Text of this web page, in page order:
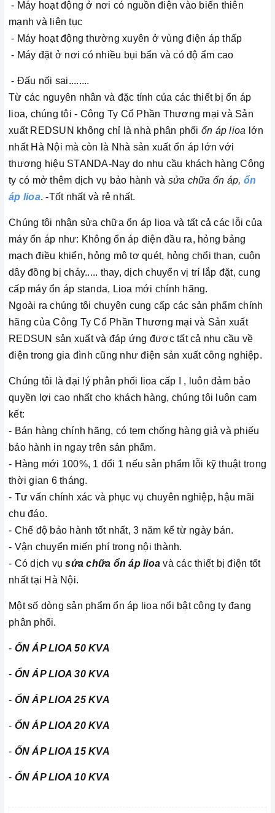
- Máy hoạt động ở nơi có nguồn điện vào biến thiên
mạnh và liên tục
- Máy hoạt động thường xuyên ở vùng điện áp thấp
- Máy đặt ở nơi có nhiều bụi bẩn và có độ ẩm cao
- Đấu nối sai........
Từ các nguyên nhân và đặc tính của các thiết bị ổn áp
lioa, chúng tôi - Công Ty Cổ Phần Thương mại và Sản
xuất REDSUN không chỉ là nhà phân phối ổn áp lioa lớn
nhất Hà Nội mà còn là Nhà sản xuất ổn áp lớn với
thương hiệu STANDA-Nay do nhu cầu khách hàng Công
ty có mở thêm dịch vụ bảo hành và sửa chữa ổn áp, ổn
áp lioa. -Tốt nhất và rẻ nhất.
Chúng tôi nhận sửa chữa ổn áp lioa và tất cả các lỗi của
máy ổn áp như: Không ổn áp điện đầu ra, hỏng bảng
mạch điều khiển, hỏng mô tơ quét, hỏng chổi than, cuộn
dây đồng bị cháy..... thay, dịch chuyển vị trí lắp đặt, cung
cấp máy ổn áp standa, Lioa mới chính hãng.
Ngoài ra chúng tôi chuyên cung cấp các sản phẩm chính
hãng của Công Ty Cổ Phần Thương mại và Sản xuất
REDSUN sản xuất và đáp ứng được tất cả nhu cầu về
điện trong gia đình cũng như điện sản xuất công nghiệp.
Chúng tôi là đại lý phân phối lioa cấp I , luôn đảm bảo
quyền lợi cao nhất cho khách hàng, chúng tôi luôn cam
kết:
- Bán hàng chính hãng, có tem chống hàng giả và phiếu
bảo hành in ngay trên sản phẩm.
- Hàng mới 100%, 1 đổi 1 nếu sản phẩm lỗi kỹ thuật trong
thời gian 6 tháng.
- Tư vấn chính xác và phục vụ chuyên nghiệp, hậu mãi
chu đáo.
- Chế độ bảo hành tốt nhất, 3 năm kể từ ngày bán.
- Vận chuyển miến phí trong nội thành.
- Có dịch vụsửa chữa ổn áp lioa và các thiết bị điện tốt
nhất tại Hà Nội.
Một số dòng sản phẩm ổn áp lioa nổi bật công ty đang
phân phối.
- ỔN ÁP LIOA 50 KVA
- ỔN ÁP LIOA 30 KVA
- ỔN ÁP LIOA 25 KVA
- ỔN ÁP LIOA 20 KVA
- ỔN ÁP LIOA 15 KVA
- ỔN ÁP LIOA 10 KVA